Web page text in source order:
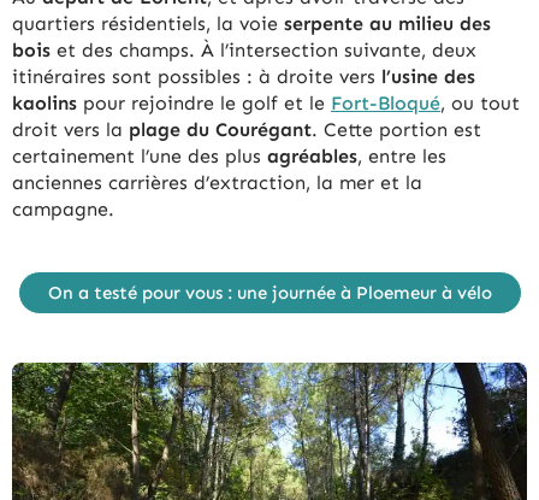
quartiers résidentiels, la voie serpente au milieu des
bois et des champs. À l’intersection suivante, deux
itinéraires sont possibles : à droite vers l’usine des
kaolins pour rejoindre le golf et le Fort-Bloqué, ou tout
droit vers la plage du Courégant. Cette portion est
certainement l’une des plus agréables, entre les
anciennes carrières d’extraction, la mer et la
campagne.
On a testé pour vous : une journée à Ploemeur à vélo